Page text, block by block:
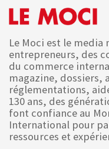
Le Moci est le media
entrepreneurs, des
du commerce
magazine, dossiers,
réglementations,
130 ans, des
font confiance au
International pour
ressources et